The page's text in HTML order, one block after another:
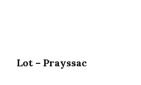
Lot – Prayssac